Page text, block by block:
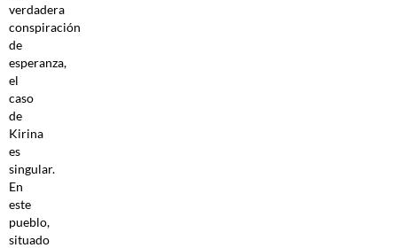
verdadera
conspiración
de
esperanza,
el
caso
de
Kirina
es
singular.
En
este
pueblo,
situado